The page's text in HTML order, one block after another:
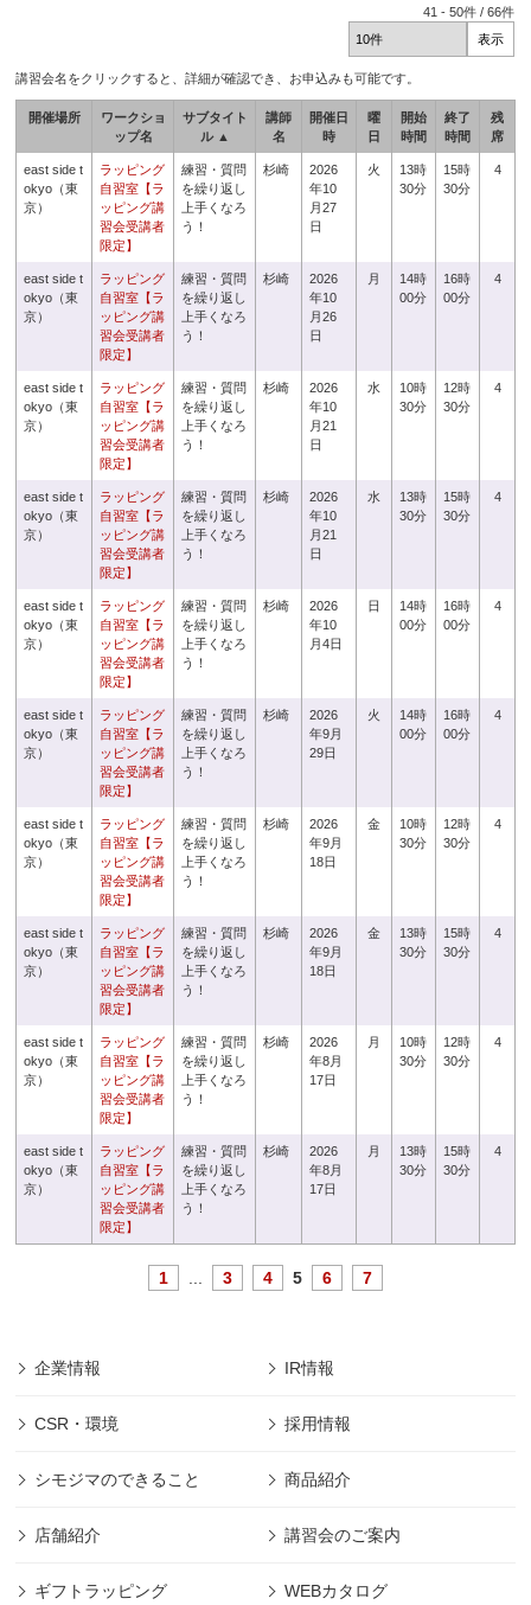
41 -50件 /66件
講習会名をクリックすると、詳細が確認でき、お申込みも可能です。
開催場所
ワークショ
ップ名
サブタイト
ル ▲
講師
名
開催日
時
曜
日
開始
時間
終了
時間
残
席
east side t
okyo（東
京）
ラッピング
自習室【ラ
ッピング講
習会受講者
限定】
練習・質問
を繰り返し
上手くなろ
う！
杉崎
2026
年10
月27
日
火
13時
30分
15時
30分
4
east side t
okyo（東
京）
ラッピング
自習室【ラ
ッピング講
習会受講者
限定】
練習・質問
を繰り返し
上手くなろ
う！
杉崎
2026
年10
月26
日
月
14時
00分
16時
00分
4
east side t
okyo（東
京）
ラッピング
自習室【ラ
ッピング講
習会受講者
限定】
練習・質問
を繰り返し
上手くなろ
う！
杉崎
2026
年10
月21
日
水
10時
30分
12時
30分
4
east side t
okyo（東
京）
ラッピング
自習室【ラ
ッピング講
習会受講者
限定】
練習・質問
を繰り返し
上手くなろ
う！
杉崎
2026
年10
月21
日
水
13時
30分
15時
30分
4
east side t
okyo（東
京）
ラッピング
自習室【ラ
ッピング講
習会受講者
限定】
練習・質問
を繰り返し
上手くなろ
う！
杉崎
2026
年10
月4日
日
14時
00分
16時
00分
4
east side t
okyo（東
京）
ラッピング
自習室【ラ
ッピング講
習会受講者
限定】
練習・質問
を繰り返し
上手くなろ
う！
杉崎
2026
年9月
29日
火
14時
00分
16時
00分
4
east side t
okyo（東
京）
ラッピング
自習室【ラ
ッピング講
習会受講者
限定】
練習・質問
を繰り返し
上手くなろ
う！
杉崎
2026
年9月
18日
金
10時
30分
12時
30分
4
east side t
okyo（東
京）
ラッピング
自習室【ラ
ッピング講
習会受講者
限定】
練習・質問
を繰り返し
上手くなろ
う！
杉崎
2026
年9月
18日
金
13時
30分
15時
30分
4
east side t
okyo（東
京）
ラッピング
自習室【ラ
ッピング講
習会受講者
限定】
練習・質問
を繰り返し
上手くなろ
う！
杉崎
2026
年8月
17日
月
10時
30分
12時
30分
4
east side t
okyo（東
京）
ラッピング
自習室【ラ
ッピング講
習会受講者
限定】
練習・質問
を繰り返し
上手くなろ
う！
杉崎
2026
年8月
17日
月
13時
30分
15時
30分
4
1 3 4 5 6 7
企業情報 IR情報
CSR・環境 採用情報
シモジマのできること 商品紹介
店舗紹介 講習会のご案内
ギフトラッピング WEBカタログ